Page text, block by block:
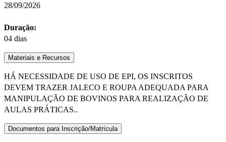
28/09/2026
Duração:
04 dias
Materiais e Recursos
HÁ NECESSIDADE DE USO DE EPI, OS INSCRITOS
DEVEM TRAZER JALECO E ROUPA ADEQUADA PARA
MANIPULAÇÃO DE BOVINOS PARA REALIZAÇÃO DE
AULAS PRÁTICAS..
Documentos para Inscrição/Matrícula